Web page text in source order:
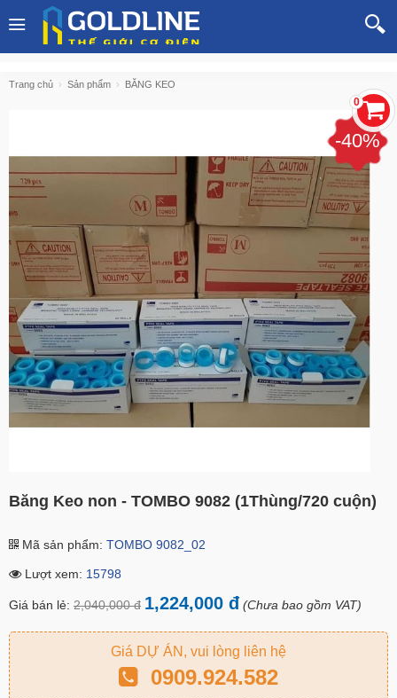
Trang chủ Sản phẩm BĂNG KEO
-40%
Băng Keo non - TOMBO 9082 (1Thùng/720 cuộn)
Mã sản phẩm: TOMBO 9082_02
Lượt xem: 15798
Giá bán lẻ: 2,040,000 đ 1,224,000 đ (Chưa bao gồm VAT)
Giá DỰ ÁN, vui lòng liên hệ
0909.924.582
0